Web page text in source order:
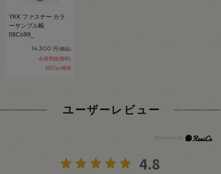
YKK ファスナー カラ
ーサンプル帳
08Co99_
14,300 円 (税込)
会員登録(無料)
650pt獲得
ユーザーレビュー
4.8